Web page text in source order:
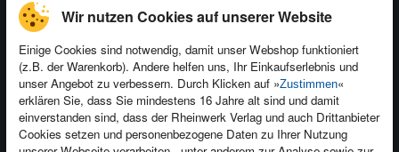
Wir nutzen Cookies auf unserer Website
Einige Cookies sind notwendig, damit unser Webshop funktioniert
(z.B. der Warenkorb). Andere helfen uns, Ihr Einkaufserlebnis und
unser Angebot zu verbessern. Durch Klicken auf »Zustimmen«
erklären Sie, dass Sie mindestens 16 Jahre alt sind und damit
einverstanden sind, dass der Rheinwerk Verlag und auch Drittanbieter
Cookies setzen und personenbezogene Daten zu Ihrer Nutzung
Kontakt
Newsletter
Für Unternehmen
Presseservice
Produktfeedback
Foreign Rights
Ein Buch schreiben